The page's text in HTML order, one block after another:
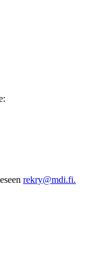
rekry@mdi.fi.